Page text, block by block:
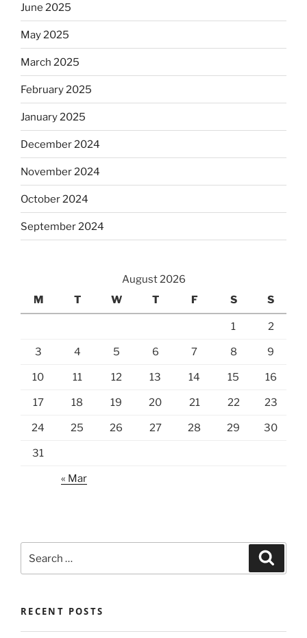
June 2025
May 2025
March 2025
February 2025
January 2025
December 2024
November 2024
October 2024
September 2024
August 2026
M
T W T F S S
1 2
3 4 5 6 7 8 9
10 11 12 13 14 15 16
17 18 19 20 21 22 23
24 25 26 27 28 29 30
31
« Mar
for:
RECENT POSTS